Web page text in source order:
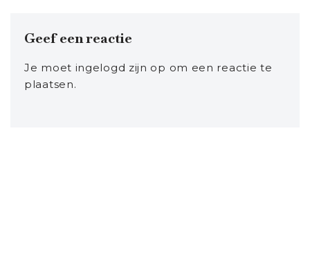
Geef een reactie
Je moet ingelogd zijn op om een reactie te
plaatsen.